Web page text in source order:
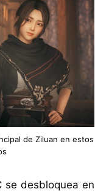
de Ziluan en estos
se desbloquea en